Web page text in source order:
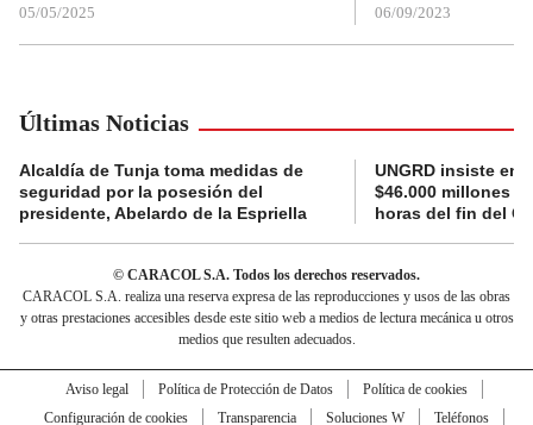
05/05/2025 06/09/2023
Últimas Noticias
Alcaldía de Tunja toma medidas de
seguridad por la posesión del
presidente, Abelardo de la Espriella
UNGRD insiste en
$46.000 millones
horas del fin del
© CARACOL S.A. Todos los derechos reservados.
CARACOL S.A. realiza una reserva expresa de las reproducciones y usos de las obras
y otras prestaciones accesibles desde este sitio web a medios de lectura mecánica u otros
medios que resulten adecuados.
Aviso legal Política de Protección de Datos
Política de cookies
Configuración de cookies
Transparencia Soluciones W
Teléfonos